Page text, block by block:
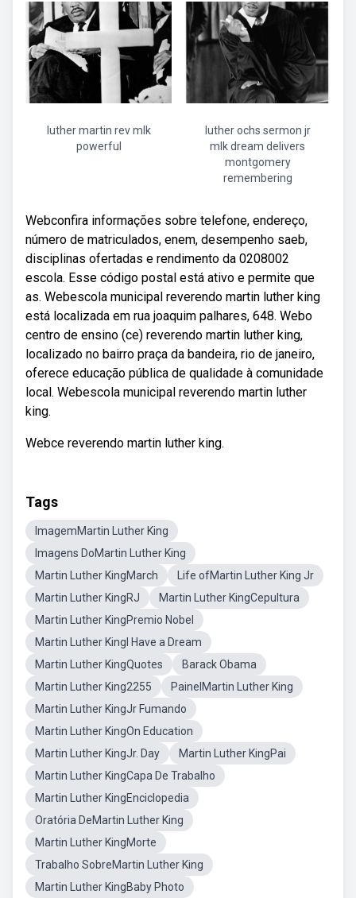
luther martin rev mlk
powerful
luther ochs sermon jr
mlk dream delivers
montgomery
remembering
Webconfira informações sobre telefone, endereço,
número de matriculados, enem, desempenho saeb,
disciplinas ofertadas e rendimento da 0208002
escola. Esse código postal está ativo e permite que
as. Webescola municipal reverendo martin luther king
está localizada em rua joaquim palhares, 648. Webo
centro de ensino (ce) reverendo martin luther king,
localizado no bairro praça da bandeira, rio de janeiro,
oferece educação pública de qualidade à comunidade
local. Webescola municipal reverendo martin luther
king.
Webce reverendo martin luther king.
Tags
ImagemMartin Luther King
Imagens DoMartin Luther King
Martin Luther KingMarch
Life ofMartin Luther King Jr
Martin Luther KingRJ
Martin Luther KingCepultura
Martin Luther KingPremio Nobel
Martin Luther KingI Have a Dream
Martin Luther KingQuotes
Barack Obama
Martin Luther King2255
PainelMartin Luther King
Martin Luther KingJr Fumando
Martin Luther KingOn Education
Martin Luther KingJr. Day
Martin Luther KingPai
Martin Luther KingCapa De Trabalho
Martin Luther KingEnciclopedia
Oratória DeMartin Luther King
Martin Luther KingMorte
Trabalho SobreMartin Luther King
Martin Luther KingBaby Photo